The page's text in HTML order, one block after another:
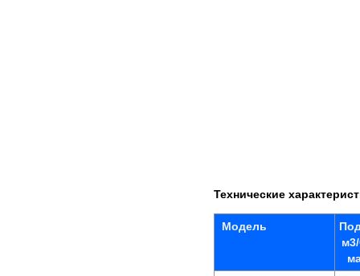
Технические
Модель